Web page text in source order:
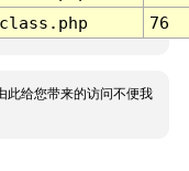
76
此给您带来的访问不便我